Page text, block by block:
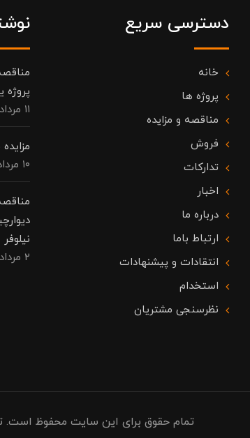
دسترسی سریع
خانه
پروژه ها
مناقصه و مزایده
فروش
تدارکات
اخبار
درباره ما
ارتباط باما
انتقادات و پیشنهادات
استخدام
نظرسنجی مشتریان
۱۱ مرداد ۱۴۰۵
۱۰ مرداد ۱۴۰۵
نیلوفر
۲ مرداد ۱۴۰۵
تمام حقوق برای این سایت محفوظ است.